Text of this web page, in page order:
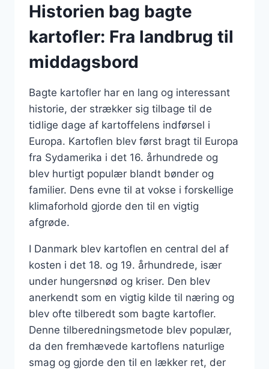
Historien bag bagte
kartofler: Fra landbrug til
middagsbord
Bagte kartofler har en lang og interessant
historie, der strækker sig tilbage til de
tidlige dage af kartoffelens indførsel i
Europa. Kartoflen blev først bragt til Europa
fra Sydamerika i det 16. århundrede og
blev hurtigt populær blandt bønder og
familier. Dens evne til at vokse i forskellige
klimaforhold gjorde den til en vigtig
afgrøde.
I Danmark blev kartoflen en central del af
kosten i det 18. og 19. århundrede, især
under hungersnød og kriser. Den blev
anerkendt som en vigtig kilde til næring og
blev ofte tilberedt som bagte kartofler.
Denne tilberedningsmetode blev populær,
da den fremhævede kartoflens naturlige
smag og gjorde den til en lækker ret, der